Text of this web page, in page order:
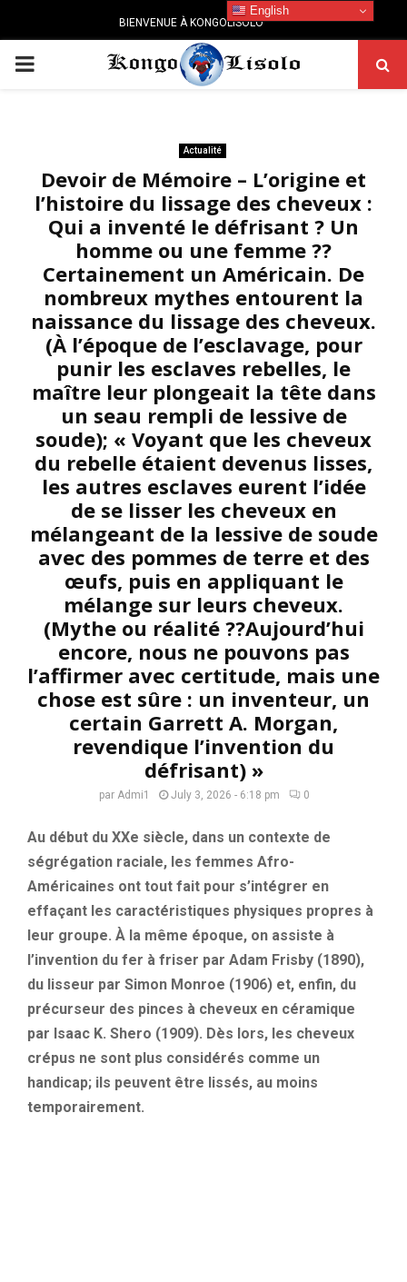
BIENVENUE À KONGOLISOLO
PRIMARY
Actualité
Devoir de Mémoire – L’origine et
l’histoire du lissage des cheveux :
Qui a inventé le défrisant ? Un
homme ou une femme ??
Certainement un Américain. De
nombreux mythes entourent la
naissance du lissage des cheveux.
(À l’époque de l’esclavage, pour
punir les esclaves rebelles, le
maître leur plongeait la tête dans
un seau rempli de lessive de
soude); « Voyant que les cheveux
du rebelle étaient devenus lisses,
les autres esclaves eurent l’idée
de se lisser les cheveux en
mélangeant de la lessive de soude
avec des pommes de terre et des
œufs, puis en appliquant le
mélange sur leurs cheveux.
(Mythe ou réalité ??Aujourd’hui
encore, nous ne pouvons pas
l’affirmer avec certitude, mais une
chose est sûre : un inventeur, un
certain Garrett A. Morgan,
revendique l’invention du
défrisant) »
par Admi1 July 3, 2026 - 6:18 pm 0
Au début du XXe siècle, dans un contexte de
ségrégation raciale, les femmes Afro-
Américaines ont tout fait pour s’intégrer en
effaçant les caractéristiques physiques propres à
leur groupe. À la même époque, on assiste à
l’invention du fer à friser par Adam Frisby (1890),
du lisseur par Simon Monroe (1906) et, enfin, du
précurseur des pinces à cheveux en céramique
par Isaac K. Shero (1909). Dès lors, les cheveux
crépus ne sont plus considérés comme un
handicap; ils peuvent être lissés, au moins
temporairement.
English